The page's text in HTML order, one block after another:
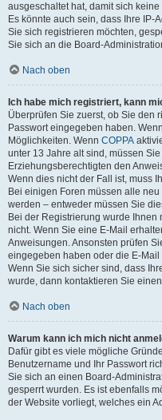
ausgeschaltet hat, damit sich
Es könnte auch sein, dass Ihre IP-
Sie sich registrieren möchten,
Sie sich an die Board-
Nach oben
Ich habe mich registriert, kann
Überprüfen Sie zuerst, ob Sie den
Passwort eingegeben haben.
Möglichkeiten. Wenn COPPA
unter 13 Jahre alt sind, müssen
Erziehungsberechtigten den
Wenn dies nicht der Fall ist, muss
Bei einigen Foren müssen alle
werden – entweder müssen Sie
Bei der Registrierung wurde
nicht. Wenn Sie eine E-Mail
Anweisungen. Ansonsten prüfen
eingegeben haben oder die E-
Wenn Sie sich sicher sind, dass
wurde, dann kontaktieren Sie
Nach oben
Warum kann ich mich nicht
Dafür gibt es viele mögliche
Benutzername und Ihr Passwort
Sie sich an einen Board-
gesperrt wurden. Es ist ebenfalls
der Website vorliegt, welches ein